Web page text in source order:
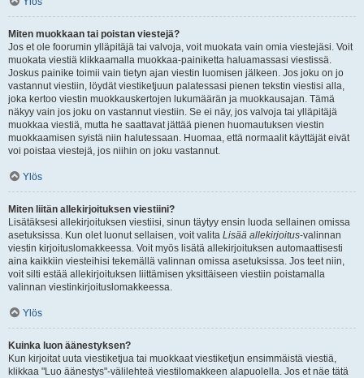
Miten muokkaan tai poistan viestejä?
Jos et ole foorumin ylläpitäjä tai valvoja, voit muokata vain omia viestejäsi. Voit
muokata viestiä klikkaamalla muokkaa-painiketta haluamassasi viestissä.
Joskus painike toimii vain tietyn ajan viestin luomisen jälkeen. Jos joku on jo
vastannut viestiin, löydät viestiketjuun palatessasi pienen tekstin viestisi alla,
joka kertoo viestin muokkauskertojen lukumäärän ja muokkausajan. Tämä
näkyy vain jos joku on vastannut viestiin. Se ei näy, jos valvoja tai ylläpitäjä
muokkaa viestiä, mutta he saattavat jättää pienen huomautuksen viestin
muokkaamisen syistä niin halutessaan. Huomaa, että normaalit käyttäjät eivät
voi poistaa viestejä, jos niihin on joku vastannut.
Ylös
Miten liitän allekirjoituksen viestiini?
Lisätäksesi allekirjoituksen viestiisi, sinun täytyy ensin luoda sellainen omissa
asetuksissa. Kun olet luonut sellaisen, voit valita Lisää allekirjoitus-valinnan
viestin kirjoituslomakkeessa. Voit myös lisätä allekirjoituksen automaattisesti
aina kaikkiin viesteihisi tekemällä valinnan omissa asetuksissa. Jos teet niin,
voit silti estää allekirjoituksen liittämisen yksittäiseen viestiin poistamalla
valinnan viestinkirjoituslomakkeessa.
Ylös
Kuinka luon äänestyksen?
Kun kirjoitat uuta viestiketjua tai muokkaat viestiketjun ensimmäistä viestiä,
klikkaa "Luo äänestys"-välilehteä viestilomakkeen alapuolella. Jos et näe tätä